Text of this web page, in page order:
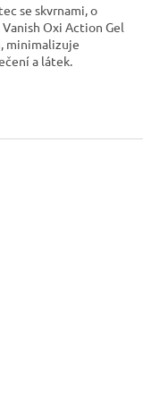
se skvrnami, o
Oxi Action Gel
minimalizuje
a látek.